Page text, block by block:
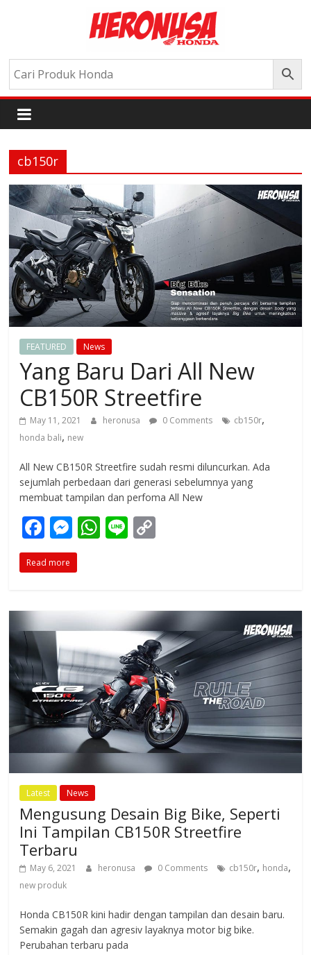
cb150r
FEATURED News
Yang Baru Dari All New
CB150R Streetfire
May 11, 2021 heronusa 0 Comments cb150r,
honda bali, new
All New CB150R Streetfire sudah resmi diluncurkan. Ada
sejumlah perbedaan dari generasi sebelumnya yang
membuat tampilan dan perfoma All New
F
ac
e
o
o
k
M
e
ss
n
g
er
W
A
p
p
Li
Li
n
k
Read more
Latest News
Mengusung Desain Big Bike, Seperti
Ini Tampilan CB150R Streetfire
Terbaru
May 6, 2021 heronusa 0 Comments cb150r, honda,
new produk
Honda CB150R kini hadir dengan tampilan dan desain baru.
Semakin gagah dan agresiv layaknya motor big bike.
Perubahan terbaru pada